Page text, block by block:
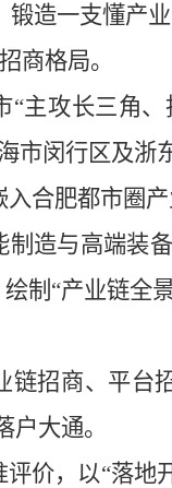
造一支懂产
商格局。
“主攻长三角
市闵行区及
合肥都市圈
制造与高端装
制“产业链全
链招商、平台
户大通。
评价，以“落